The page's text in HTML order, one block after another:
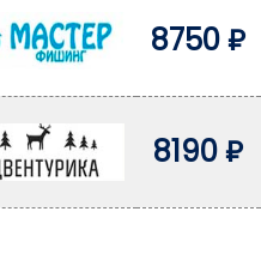
8750 ₽
8190 ₽